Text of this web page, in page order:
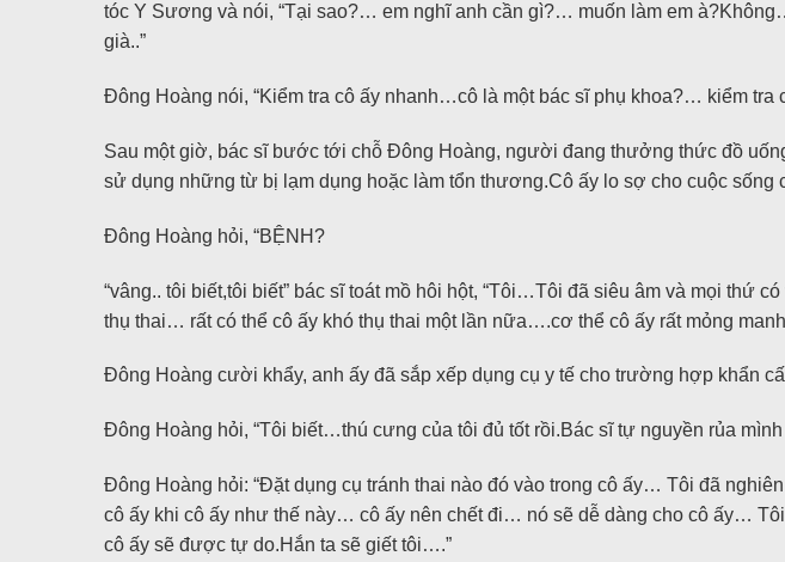
tóc Y Sương và nói, “Tại sao?… em nghĩ anh cần gì?… muốn làm em
già..”
Đông Hoàng nói, “Kiểm tra cô ấy nhanh…cô là một bác sĩ phụ khoa?… kiểm tra
Sau một giờ, bác sĩ bước tới chỗ Đông Hoàng, người đang thưởng thức đồ
sử dụng những từ bị lạm dụng hoặc làm tổn thương.Cô ấy lo sợ cho cuộc sống
Đông Hoàng hỏi, “BỆNH?
“vâng.. tôi biết,tôi biết” bác sĩ toát mồ hôi hột, “Tôi…Tôi đã siêu âm và mọi thứ
thụ thai… rất có thể cô ấy khó thụ thai một lần nữa….cơ thể cô ấy rất mỏng
Đông Hoàng cười khẩy, anh ấy đã sắp xếp dụng cụ y tế cho trường hợp khẩn
Đông Hoàng hỏi, “Tôi biết…thú cưng của tôi đủ tốt rồi.Bác sĩ tự nguyền rủa
Đông Hoàng hỏi: “Đặt dụng cụ tránh thai nào đó vào trong cô ấy… Tôi đã
cô ấy khi cô ấy như thế này… cô ấy nên chết đi… nó sẽ dễ dàng cho cô ấy…
cô ấy sẽ được tự do.Hắn ta sẽ giết tôi….”